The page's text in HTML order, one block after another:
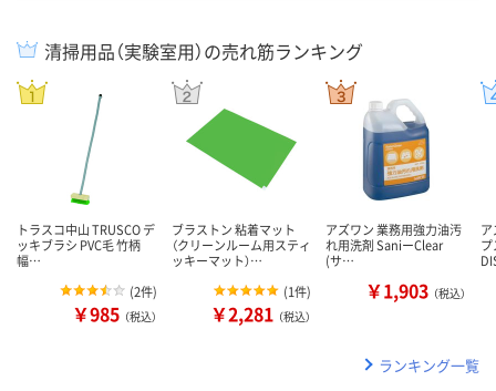
清掃用品（実験室用）の売れ筋ランキング
トラスコ中山 TRUSCO デ
ッキブラシ PVC毛 竹柄
幅…
(2件)
￥985 （税込）
ブラストン 粘着マット
（クリーンルーム用スティ
ッキーマット）…
(1件)
￥2,281 （税込）
アズワン 業務用強力油汚
れ用洗剤 SaniーClear
(サ…
￥1,903 （税込）
ランキング一覧